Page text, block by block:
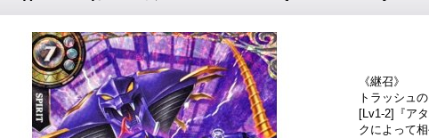
《継召》
トラッシュ
[Lv1-2]『ア
クによって